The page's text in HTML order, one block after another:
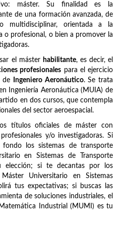
máster. Su finalidad es la
de una formación avanzada, de
multidisciplinar, orientada a la
o profesional, o bien a promover la
el máster habilitante, es decir, el
profesionales para el ejercicio
de
Ingeniero Aeronáutico. Se trata
Ingeniería Aeronáutica (MUIA) de
en dos cursos, que contempla
del sector aeroespacial.
títulos oficiales de máster con
y/o investigadoras. Si
los sistemas de transporte
en Sistemas de Transporte
elección; si te decantas por los
Universitario en Sistemas
tus expectativas; si buscas las
de soluciones industriales, el
Industrial (MUMI) es tu